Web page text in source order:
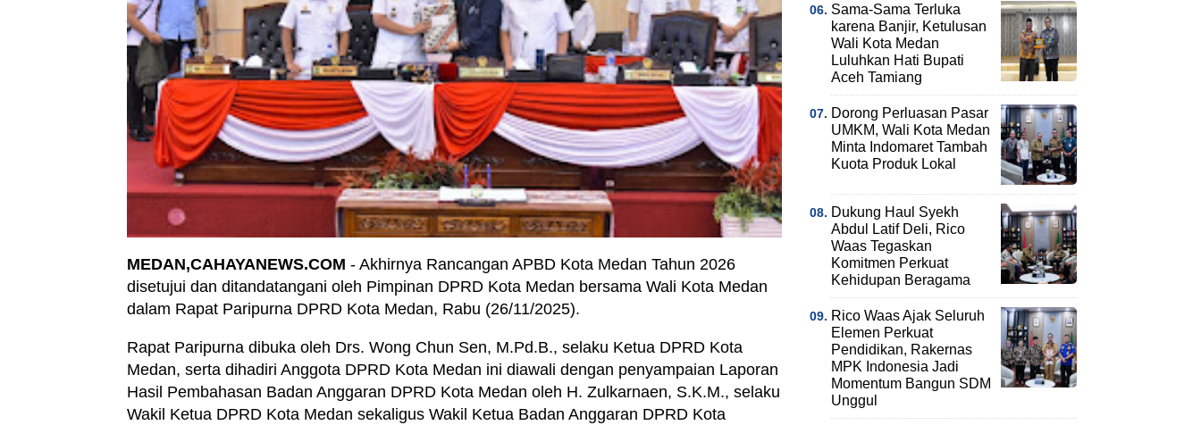
MEDAN,CAHAYANEWS.COM - Akhirnya Rancangan APBD Kota Medan Tahun 2026
disetujui dan ditandatangani oleh Pimpinan DPRD Kota Medan bersama Wali Kota Medan
dalam Rapat Paripurna DPRD Kota Medan, Rabu (26/11/2025).
Rapat Paripurna dibuka oleh Drs. Wong Chun Sen, M.Pd.B., selaku Ketua DPRD Kota
Medan, serta dihadiri Anggota DPRD Kota Medan ini diawali dengan penyampaian Laporan
Hasil Pembahasan Badan Anggaran DPRD Kota Medan oleh H. Zulkarnaen, S.K.M., selaku
Wakil Ketua DPRD Kota Medan sekaligus Wakil Ketua Badan Anggaran DPRD Kota
Sama-Sama Terluka
karena Banjir, Ketulusan
Wali Kota Medan
Luluhkan Hati Bupati
Aceh Tamiang
Dorong Perluasan Pasar
UMKM, Wali Kota Medan
Minta Indomaret Tambah
Kuota Produk Lokal
Dukung Haul Syekh
Abdul Latif Deli, Rico
Waas Tegaskan
Komitmen Perkuat
Kehidupan Beragama
Rico Waas Ajak Seluruh
Elemen Perkuat
Pendidikan, Rakernas
MPK Indonesia Jadi
Momentum Bangun SDM
Unggul